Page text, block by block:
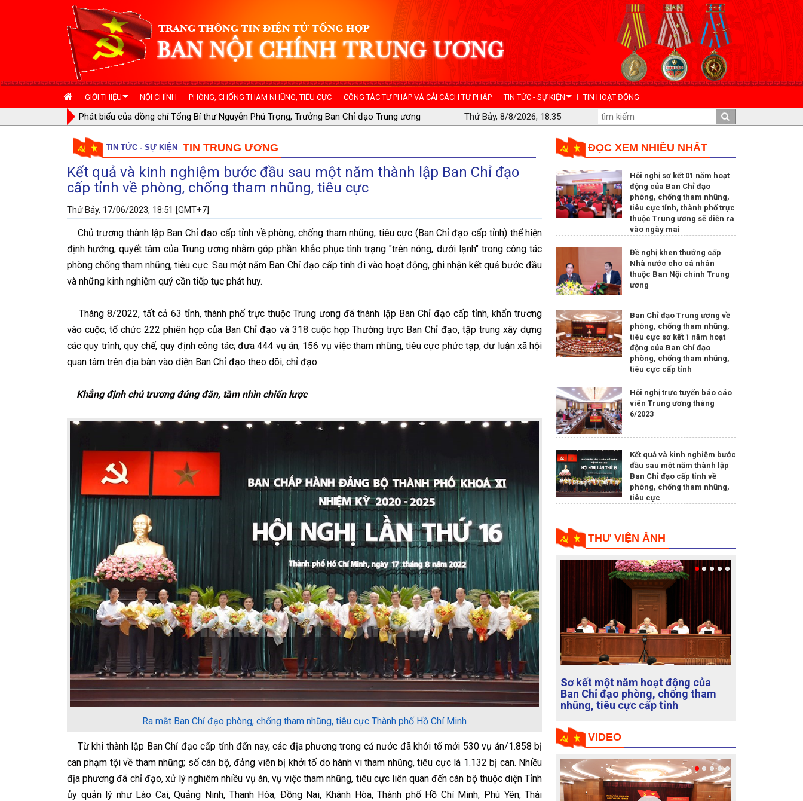
GIỚI THIỆU NỘI CHÍNH PHÒNG, CHỐNG THAM NHŨNG, TIÊU CỰC CÔNG TÁC TƯ PHÁP VÀ CẢI CÁCH TƯ PHÁP TIN TỨC - SỰ KIỆN TIN HOẠT ĐỘNG
Tạo chuyển biến ngày càng rõ nét hơn trong công tác phòng, chống tham nhũng, tiêu cực
Thứ Bảy, 8/8/2026, 18:35
TIN TỨC - SỰ KIỆN TIN TRUNG ƯƠNG
Kết quả và kinh nghiệm bước đầu sau một năm thành lập Ban Chỉ đạo
cấp tỉnh về phòng, chống tham nhũng, tiêu cực
Thứ Bảy, 17/06/2023, 18:51 [GMT+7]
Chủ trương thành lập Ban Chỉ đạo cấp tỉnh về phòng, chống tham nhũng, tiêu cực (Ban Chỉ đạo cấp tỉnh) thể hiện
định hướng, quyết tâm của Trung ương nhằm góp phần khắc phục tình trạng "trên nóng, dưới lạnh" trong công tác
phòng chống tham nhũng, tiêu cực. Sau một năm Ban Chỉ đạo cấp tỉnh đi vào hoạt động, ghi nhận kết quả bước đầu
và những kinh nghiệm quý cần tiếp tục phát huy.
Tháng 8/2022, tất cả 63 tỉnh, thành phố trực thuộc Trung ương đã thành lập Ban Chỉ đạo cấp tỉnh, khẩn trương
vào cuộc, tổ chức 222 phiên họp của Ban Chỉ đạo và 318 cuộc họp Thường trực Ban Chỉ đạo, tập trung xây dựng
các quy trình, quy chế, quy định công tác; đưa 444 vụ án, 156 vụ việc tham nhũng, tiêu cực phức tạp, dư luận xã hội
quan tâm trên địa bàn vào diện Ban Chỉ đạo theo dõi, chỉ đạo.
Khẳng định chủ trương đúng đắn, tầm nhìn chiến lược
Ra mắt Ban Chỉ đạo phòng, chống tham nhũng, tiêu cực Thành phố Hồ Chí Minh
Từ khi thành lập Ban Chỉ đạo cấp tỉnh đến nay, các địa phương trong cả nước đã khởi tố mới 530 vụ án/1.858 bị
can phạm tội về tham nhũng; số cán bộ, đảng viên bị khởi tố do hành vi tham nhũng, tiêu cực là 1.132 bị can. Nhiều
địa phương đã chỉ đạo, xử lý nghiêm nhiều vụ án, vụ việc tham nhũng, tiêu cực liên quan đến cán bộ thuộc diện Tỉnh
ủy quản lý như Lào Cai, Quảng Ninh, Thanh Hóa, Ðồng Nai, Khánh Hòa, Thành phố Hồ Chí Minh, Phú Yên, Thái
ĐỌC XEM NHIỀU NHẤT
Hội nghị sơ kết 01 năm hoạt
động của Ban Chỉ đạo
phòng, chống tham nhũng,
tiêu cực tỉnh, thành phố trực
thuộc Trung ương sẽ diễn ra
vào ngày mai
Đề nghị khen thưởng cấp
Nhà nước cho cá nhân
thuộc Ban Nội chính Trung
ương
Ban Chỉ đạo Trung ương về
phòng, chống tham nhũng,
tiêu cực sơ kết 1 năm hoạt
động của Ban Chỉ đạo
phòng, chống tham nhũng,
tiêu cực cấp tỉnh
Hội nghị trực tuyến báo cáo
viên Trung ương tháng
6/2023
Kết quả và kinh nghiệm bước
đầu sau một năm thành lập
Ban Chỉ đạo cấp tỉnh về
phòng, chống tham nhũng,
tiêu cực
THƯ VIỆN ẢNH
Sơ kết 03 năm thực hiện Quy định
số 1188-QĐ/BNCTW, ngày
15/01/2020 về nhiệm vụ, quyền
mối quan hệ công tác đối với cán
bộ theo dõi địa bàn của Ban Nội
chính Trung ương
VIDEO